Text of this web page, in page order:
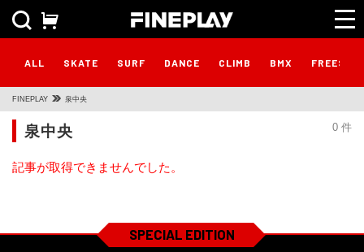
ALL SKATE SURF DANCE CLIMB BMX
FINEPLAY 泉中央
0 件
泉中央
記事が取得できませんでした。
SPECIAL EDITION